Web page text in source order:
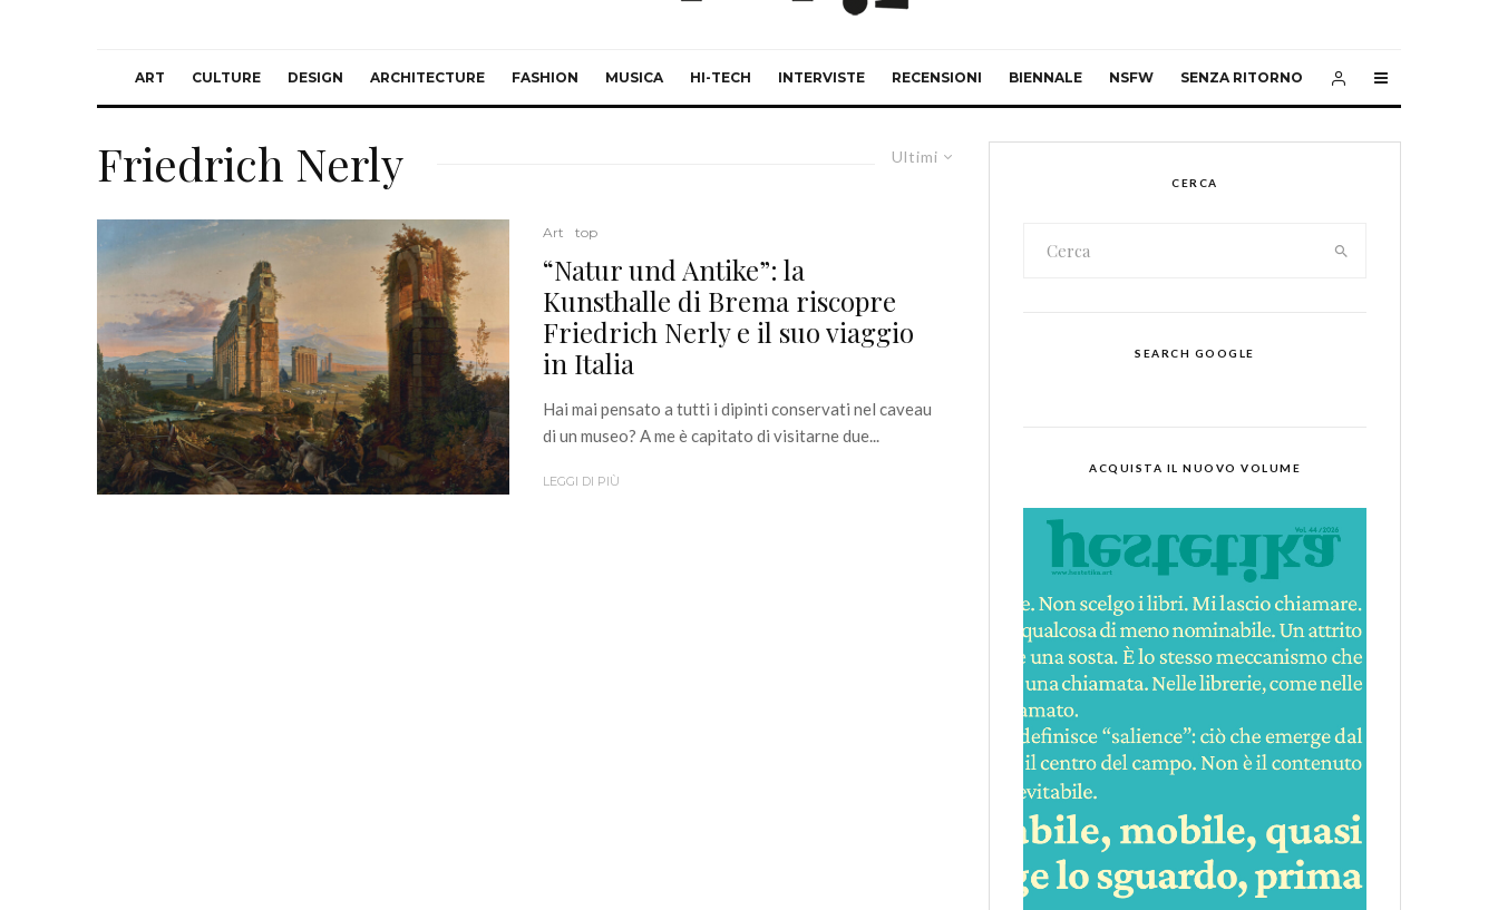
ART CULTURE DESIGN ARCHITECTURE FASHION MUSICA HI-TECH INTERVISTE RECENSIONI BIENNALE NSFW SENZA RITORNO
Ultimi
Friedrich Nerly
Art top
“Natur und Antike”: la
Kunsthalle di Brema riscopre
Friedrich Nerly e il suo viaggio
in Italia
Hai mai pensato a tutti i dipinti conservati nel caveau
di un museo? A me è capitato di visitarne due...
LEGGI DI PIÙ
CERCA
SEARCH GOOGLE
ACQUISTA IL NUOVO VOLUME